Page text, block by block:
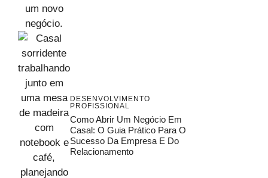
DESENVOLVIMENTO
PROFISSIONAL
Como Abrir Um Negócio Em
Casal: O Guia Prático Para O
Sucesso Da Empresa E Do
Relacionamento